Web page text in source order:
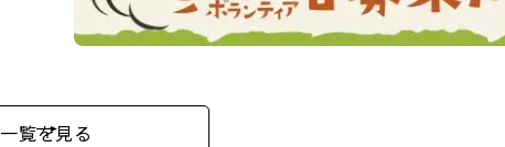
京丹波町
南丹市 亀岡市 農業 農ある暮らし
一覧を見る